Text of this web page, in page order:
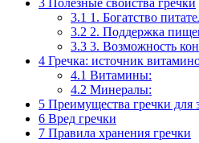
3.1 1. Богатство
3.2 2. Поддержка
3.3 3. Возможность
4 Гречка: источник
4.1 Витамины:
4.2 Минералы:
5 Преимущества гречки для
6 Вред гречки
7 Правила хранения гречки